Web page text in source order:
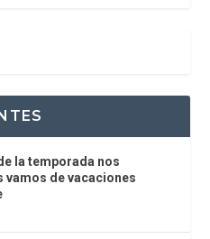
la temporada nos
vamos de vacaciones